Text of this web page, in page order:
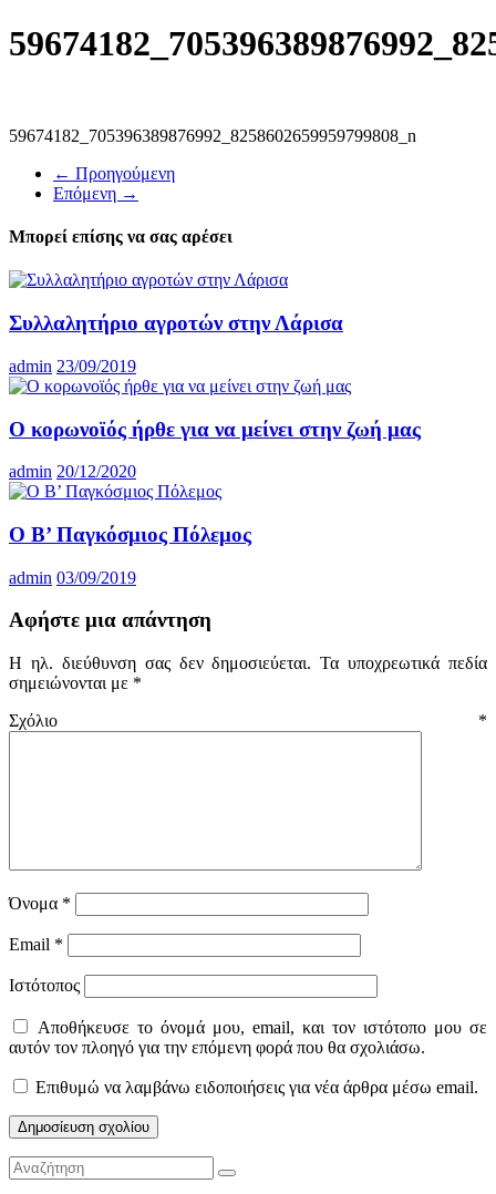
59674182_705396389876992_8258602659959799808_n
← Προηγούμενη
Επόμενη →
Μπορεί επίσης να σας αρέσει
Συλλαλητήριο αγροτών στην Λάρισα
admin 23/09/2019
Ο κορωνοϊός ήρθε για να μείνει στην ζωή μας
admin 20/12/2020
O Β’ Παγκόσμιος Πόλεμος
admin 03/09/2019
Αφήστε μια απάντηση
Η ηλ. διεύθυνση σας δεν δημοσιεύεται. Τα υποχρεωτικά πεδία
σημειώνονται με *
Σχόλιο *
Όνομα *
Email *
Ιστότοπος
Αποθήκευσε το όνομά μου, email, και τον ιστότοπο μου σε
αυτόν τον πλοηγό για την επόμενη φορά που θα σχολιάσω.
Επιθυμώ να λαμβάνω ειδοποιήσεις για νέα άρθρα μέσω email.